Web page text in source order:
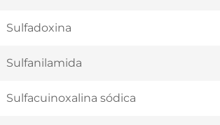
Sulfadoxina
Sulfanilamida
Sulfacuinoxalina sódica